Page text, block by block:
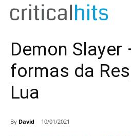
Demon Slayer
formas da
Lua
By David 10/01/2021